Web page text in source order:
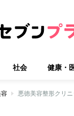
社会 健康・
悪徳美容整形クリ